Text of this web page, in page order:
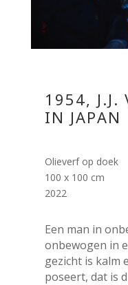
1954, J.J.
IN JAPAN
Olieverf op doek
100 x 100 cm
2022
Een man in
onbewogen in
gezicht is kalm
poseert, dat is